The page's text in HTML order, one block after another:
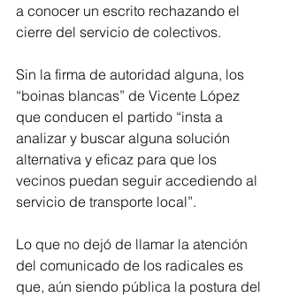
a conocer un escrito rechazando el
cierre del servicio de colectivos.
Sin la firma de autoridad alguna, los
“boinas blancas” de Vicente López
que conducen el partido “insta a
analizar y buscar alguna solución
alternativa y eficaz para que los
vecinos puedan seguir accediendo al
servicio de transporte local”.
Lo que no dejó de llamar la atención
del comunicado de los radicales es
que, aún siendo pública la postura del